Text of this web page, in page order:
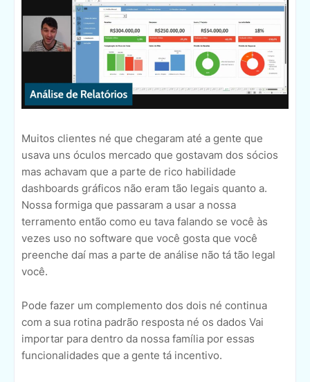
Muitos clientes né que chegaram até a gente que
usava uns óculos mercado que gostavam dos sócios
mas achavam que a parte de rico habilidade
dashboards gráficos não eram tão legais quanto a.
Nossa formiga que passaram a usar a nossa
terramento então como eu tava falando se você às
vezes uso no software que você gosta que você
preenche daí mas a parte de análise não tá tão legal
você.
Pode fazer um complemento dos dois né continua
com a sua rotina padrão resposta né os dados Vai
importar para dentro da nossa família por essas
funcionalidades que a gente tá incentivo.